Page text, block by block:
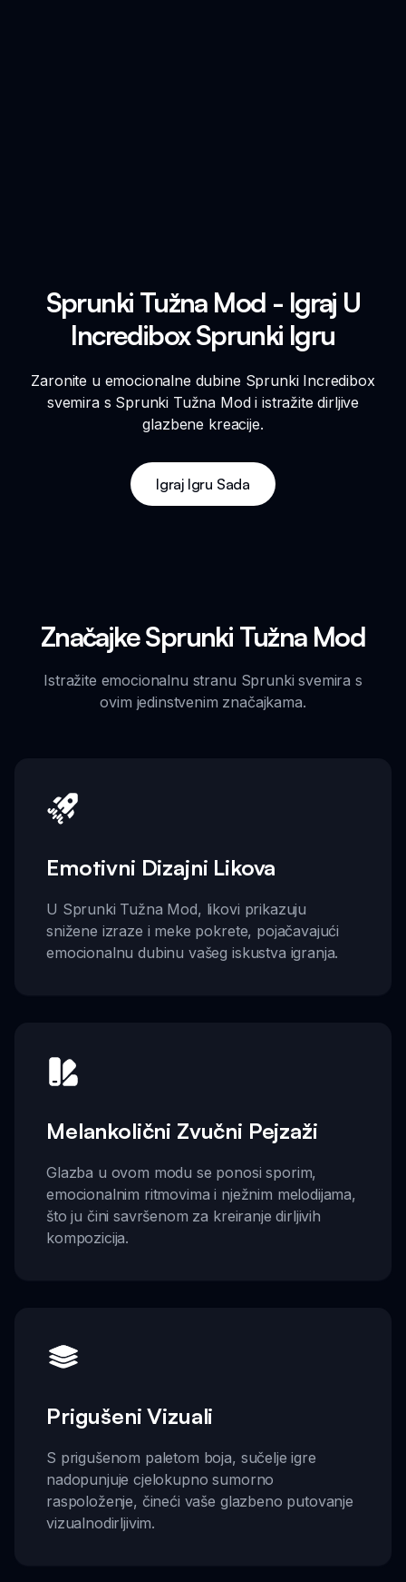
Sprunki Tužna Mod - Igraj U
Incredibox Sprunki Igru
Zaronite u emocionalne dubine Sprunki Incredibox
svemira s Sprunki Tužna Mod i istražite dirljive
glazbene kreacije.
Igraj Igru Sada
Značajke Sprunki Tužna Mod
Istražite emocionalnu stranu Sprunki svemira s
ovim jedinstvenim značajkama.
Emotivni Dizajni Likova
U Sprunki Tužna Mod, likovi prikazuju
snižene izraze i meke pokrete, pojačavajući
emocionalnu dubinu vašeg iskustva igranja.
Melankolični Zvučni Pejzaži
Glazba u ovom modu se ponosi sporim,
emocionalnim ritmovima i nježnim melodijama,
što ju čini savršenom za kreiranje dirljivih
kompozicija.
Prigušeni Vizuali
S prigušenom paletom boja, sučelje igre
nadopunjuje cjelokupno sumorno
raspoloženje, čineći vaše glazbeno putovanje
vizualnodirljivim.